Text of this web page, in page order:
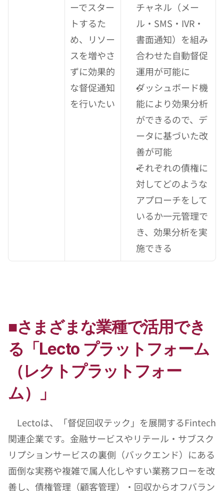
ーでスター
トするた
め、リソー
スを増やさ
ずに効果的
な督促通知
を行いたい
チャネル（メー
ル・SMS・IVR・
書面通知）を組み
合わせた自動督促
運用が可能に
ダッシュボード機
能により効果分析
ができるので、デ
ータに基づいた改
善が可能
それぞれの債権に
対してどのような
アプローチをして
いるか一元管理で
き、効果分析を実
施できる
■さまざまな業種で活用でき
る「Lecto プラットフォーム
（レクトプラットフォー
ム）」
Lectoは、「督促回収テック」を展開するFintech
関連企業です。金融サービスやリテール・サブスク
リプションサービスの裏側（バックエンド）にある
面倒な実務や複雑で属人化しやすい業務フローを改
善し、債権管理（顧客管理）・回収からオフバラン